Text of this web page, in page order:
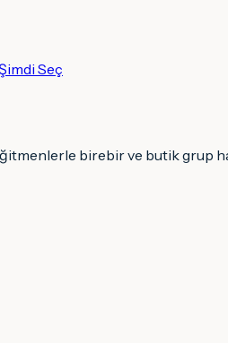
Seç
birebir ve butik grup